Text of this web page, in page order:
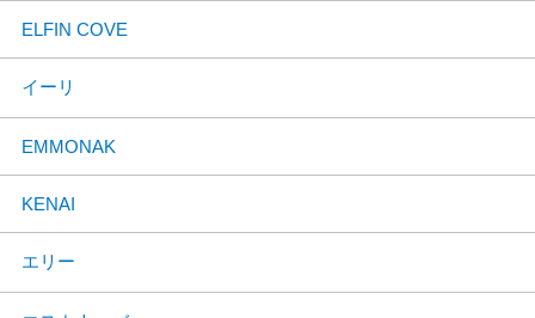
ELFIN COVE
イーリ
EMMONAK
KENAI
エリー